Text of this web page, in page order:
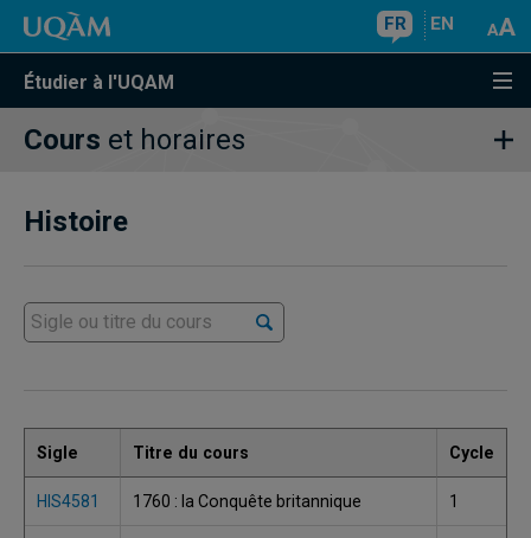
FR EN
Étudier à l'UQAM
Cours et horaires
Histoire
Sigle Titre du cours Cycle
HIS4581 1760 : la Conquête britannique 1